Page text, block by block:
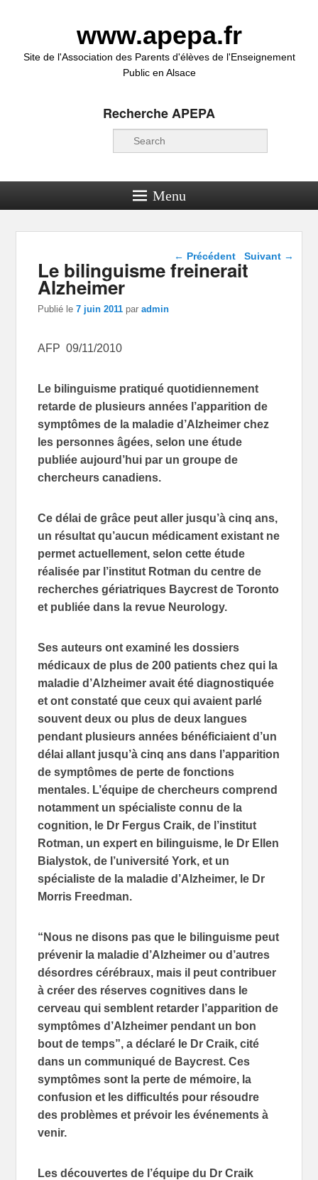
www.apepa.fr
Site de l'Association des Parents d'élèves de l'Enseignement
Public en Alsace
Recherche APEPA
Recherche
Menu
Navigation dans les
← Précédent Suivant →
Le bilinguisme freinerait
Alzheimer
Publié le7 juin 2011 paradmin
AFP 09/11/2010
Le bilinguisme pratiqué quotidiennement
retarde de plusieurs années l’apparition de
symptômes de la maladie d’Alzheimer chez
les personnes âgées, selon une étude
publiée aujourd’hui par un groupe de
chercheurs canadiens.
Ce délai de grâce peut aller jusqu’à cinq ans,
un résultat qu’aucun médicament existant ne
permet actuellement, selon cette étude
réalisée par l’institut Rotman du centre de
recherches gériatriques Baycrest de Toronto
et publiée dans la revue Neurology.
Ses auteurs ont examiné les dossiers
médicaux de plus de 200 patients chez qui la
maladie d’Alzheimer avait été diagnostiquée
et ont constaté que ceux qui avaient parlé
souvent deux ou plus de deux langues
pendant plusieurs années bénéficiaient d’un
délai allant jusqu’à cinq ans dans l’apparition
de symptômes de perte de fonctions
mentales. L’équipe de chercheurs comprend
notamment un spécialiste connu de la
cognition, le Dr Fergus Craik, de l’institut
Rotman, un expert en bilinguisme, le Dr Ellen
Bialystok, de l’université York, et un
spécialiste de la maladie d’Alzheimer, le Dr
Morris Freedman.
“Nous ne disons pas que le bilinguisme peut
prévenir la maladie d’Alzheimer ou d’autres
désordres cérébraux, mais il peut contribuer
à créer des réserves cognitives dans le
cerveau qui semblent retarder l’apparition de
symptômes d’Alzheimer pendant un bon
bout de temps”, a déclaré le Dr Craik, cité
dans un communiqué de Baycrest. Ces
symptômes sont la perte de mémoire, la
confusion et les difficultés pour résoudre
des problèmes et prévoir les événements à
venir.
Les découvertes de l’équipe du Dr Craik